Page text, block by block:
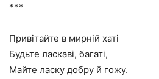
***
Привітайте в мирній хаті
Будьте ласкаві, багаті,
Майте ласку добру й гожу.